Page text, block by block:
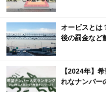
オービスとは
後の罰金など
【2024年】
れなナンバー